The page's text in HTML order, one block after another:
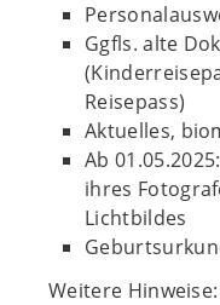
Ggfls. alte
Reisepass)
Aktuelles,
Ab
ihres
Lichtbildes
Weitere Hinweise: